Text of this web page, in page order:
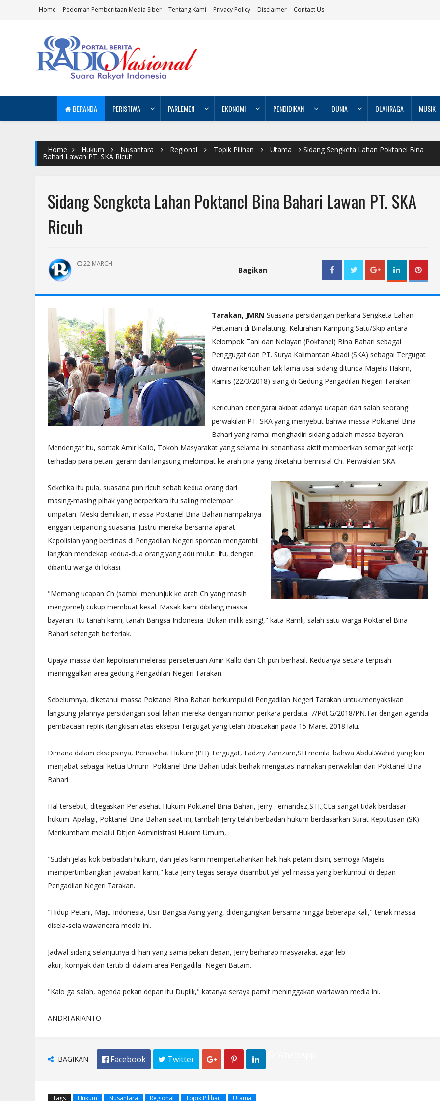
Home Pedoman Pemberitaan Media Siber Tentang Kami Privacy Policy Disclaimer Contact Us
BERANDA PERISTIWA PARLEMEN EKONOMI PENDIDIKAN DUNIA OLAHRAGA MUSIK
Home Hukum Nusantara Regional Topik Pilihan Utama Sidang Sengketa Lahan Poktanel Bina
Bahari Lawan PT. SKA Ricuh
Sidang Sengketa Lahan Poktanel Bina Bahari Lawan PT. SKA
Ricuh
22 MARCH
Bagikan
Tarakan, JMRN-Suasana persidangan perkara Sengketa Lahan
Pertanian di Binalatung, Kelurahan Kampung Satu/Skip antara
Kelompok Tani dan Nelayan (Poktanel) Bina Bahari sebagai
Penggugat dan PT. Surya Kalimantan Abadi (SKA) sebagai Tergugat
diwarnai kericuhan tak lama usai sidang ditunda Majelis Hakim,
Kamis (22/3/2018) siang di Gedung Pengadilan Negeri Tarakan
Kericuhan ditengarai akibat adanya ucapan dari salah seorang
perwakilan PT. SKA yang menyebut bahwa massa Poktanel Bina
Bahari yang ramai menghadiri sidang adalah massa bayaran.
Mendengar itu, sontak Amir Kallo, Tokoh Masyarakat yang selama ini senantiasa aktif memberikan semangat kerja
terhadap para petani geram dan langsung melompat ke arah pria yang diketahui berinisial Ch, Perwakilan SKA.
Seketika itu pula, suasana pun ricuh sebab kedua orang dari
masing-masing pihak yang berperkara itu saling melempar
umpatan. Meski demikian, massa Poktanel Bina Bahari nampaknya
enggan terpancing suasana. Justru mereka bersama aparat
Kepolisian yang berdinas di Pengadilan Negeri spontan mengambil
langkah mendekap kedua-dua orang yang adu mulut itu, dengan
dibantu warga di lokasi.
"Memang ucapan Ch (sambil menunjuk ke arah Ch yang masih
mengomel) cukup membuat kesal. Masak kami dibilang massa
bayaran. Itu tanah kami, tanah Bangsa Indonesia. Bukan milik asing!," kata Ramli, salah satu warga Poktanel Bina
Bahari setengah berteriak.
Upaya massa dan kepolisian melerasi perseteruan Amir Kallo dan Ch pun berhasil. Keduanya secara terpisah
meninggalkan area gedung Pengadilan Negeri Tarakan.
Sebelumnya, diketahui massa Poktanel Bina Bahari berkumpul di Pengadilan Negeri Tarakan untuk.menyaksikan
langsung jalannya persidangan soal lahan mereka dengan nomor perkara perdata: 7/Pdt.G/2018/PN.Tar dengan agenda
pembacaan replik (tangkisan atas eksepsi Tergugat yang telah dibacakan pada 15 Maret 2018 lalu.
Dimana dalam eksepsinya, Penasehat Hukum (PH) Tergugat, Fadzry Zamzam,SH menilai bahwa Abdul.Wahid yang kini
menjabat sebagai Ketua Umum Poktanel Bina Bahari tidak berhak mengatas-namakan perwakilan dari Poktanel Bina
Bahari.
Hal tersebut, ditegaskan Penasehat Hukum Poktanel Bina Bahari, Jerry Fernandez,S.H.,CLa sangat tidak berdasar
hukum. Apalagi, Poktanel Bina Bahari saat ini, tambah Jerry telah berbadan hukum berdasarkan Surat Keputusan (SK)
Menkumham melalui Ditjen Administrasi Hukum Umum,
"Sudah jelas kok berbadan hukum, dan jelas kami mempertahankan hak-hak petani disini, semoga Majelis
mempertimbangkan jawaban kami," kata Jerry tegas seraya disambut yel-yel massa yang berkumpul di depan
Pengadilan Negeri Tarakan.
"Hidup Petani, Maju Indonesia, Usir Bangsa Asing yang, didengungkan bersama hingga beberapa kali," teriak massa
disela-sela wawancara media ini.
Jadwal sidang selanjutnya di hari yang sama pekan depan, Jerry berharap masyarakat agar leb
akur, kompak dan tertib di dalam area Pengadila Negeri Batam.
"Kalo ga salah, agenda pekan depan itu Duplik," katanya seraya pamit meninggakan wartawan media ini.
ANDRI.ARIANTO
BAGIKAN  Facebook  Twitter   
Tags Hukum Nusantara Regional Topik Pilihan Utama
DAERAH
Punggur
April 12 2020 Radio Nasional
Bengkong